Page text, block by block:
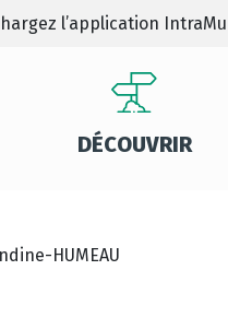
l’application
DÉCOUVRIR
HUMEAU